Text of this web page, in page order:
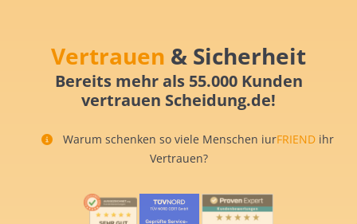
Vertrauen & Sicherheit
Bereits mehr als 55.000 Kunden
vertrauen Scheidung.de!
Warum schenken so viele Menschen iurFRIEND ihr
Vertrauen?